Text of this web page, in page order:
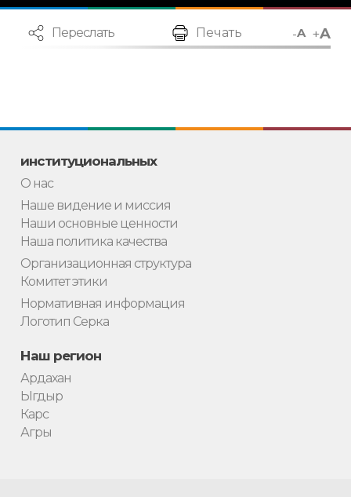
Переслать Печать -A +A
институциональных
О нас
Наше видение и миссия
Наши основные ценности
Наша политика качества
Организационная структура
Комитет этики
Нормативная информация
Логотип Серка
Наш регион
Ардахан
Ыгдыр
Карс
Агры